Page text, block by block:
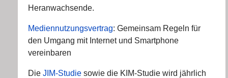
Heranwachsende.
Mediennutzungsvertrag: Gemeinsam Regeln für
den Umgang mit Internet und Smartphone
vereinbaren
Die JIM-Studie sowie die KIM-Studie wird jährlich